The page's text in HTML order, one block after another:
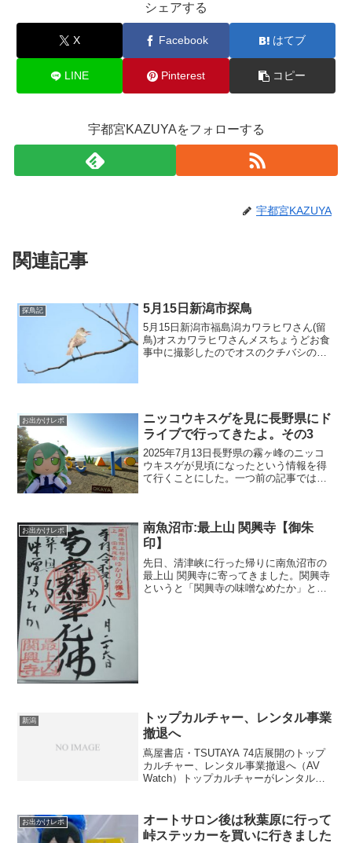
シェアする
X Facebook はてブ
LINE Pinterest コピー
宇都宮KAZUYAをフォローする
宇都宮KAZUYA
関連記事
探鳥記 5月15日新潟市探鳥
5月15日新潟市福島潟カワラヒワさん(留
鳥)オスカワラヒワさんメスちょうどお食
事中に撮影したのでオスのクチバシの周
お出かけレポ
ニッコウキスゲを見に長野県にド
ライブで行ってきたよ。その3
2025年7月13日長野県の霧ヶ峰のニッコ
ウキスゲが見頃になったという情報を得
て行くことにした。一つ前の記事では霧
明るい時間に行けた...
お出かけレポ
南魚沼市:最上山 関興寺【御朱
印】
先日、清津峡に行った帰りに南魚沼市の
最上山 関興寺に寄ってきました。関興寺
というと「関興寺の味噌なめたか」とい
新潟
トップカルチャー、レンタル事業
撤退へ
蔦屋書店・TSUTAYA 74店展開のトップ
カルチャー、レンタル事業撤退へ（AV
Watch）トップカルチャーがレンタル事
させるかもしれない表題ですね。一応、
新潟...
お出かけレポ
オートサロン後は秋葉原に行って
峠ステッカーを買いに行きました